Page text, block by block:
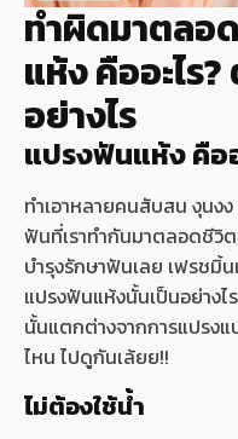
ทำผิดมาตลอ
แห้ง คืออะไร
อย่างไร
แปรงฟันแห้ง คือ
ทำเอาหลายคนสับสน งุนง
ฟันที่เราทำกันมาตลอดชีวิ
บำรุงรักษาฟันเลย เฟรชมิ้น
แปรงฟันแห้งนั้นเป็นอย่าง
นั้นแตกต่างจากการแปรง
ไหน ไปดูกันเล้ยย!!
ไม่ต้องใช้น้ำ